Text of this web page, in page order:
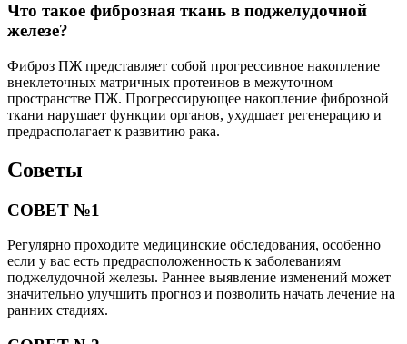
Что такое фиброзная ткань в поджелудочной
железе?
Фиброз ПЖ представляет собой прогрессивное накопление
внеклеточных матричных протеинов в межуточном
пространстве ПЖ. Прогрессирующее накопление фиброзной
ткани нарушает функции органов, ухудшает регенерацию и
предрасполагает к развитию рака.
Советы
СОВЕТ №1
Регулярно проходите медицинские обследования, особенно
если у вас есть предрасположенность к заболеваниям
поджелудочной железы. Раннее выявление изменений может
значительно улучшить прогноз и позволить начать лечение на
ранних стадиях.